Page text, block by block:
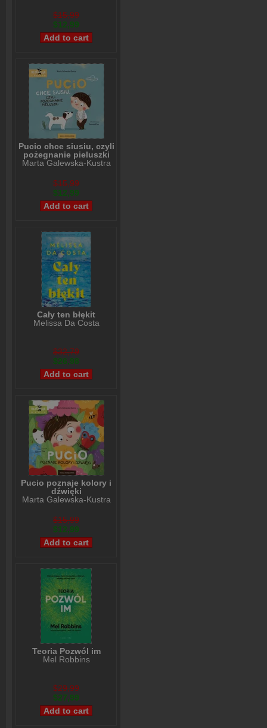
$15,99
$12,99
Pucio chce siusiu, czyli
pożegnanie pieluszki
Marta Galewska-Kustra
$15,99
$12,99
Cały ten błękit
Melissa Da Costa
$32,79
$26,98
Pucio poznaje kolory i
dźwięki
Marta Galewska-Kustra
$15,99
$12,99
Teoria Pozwól im
Mel Robbins
$29,99
$27,99